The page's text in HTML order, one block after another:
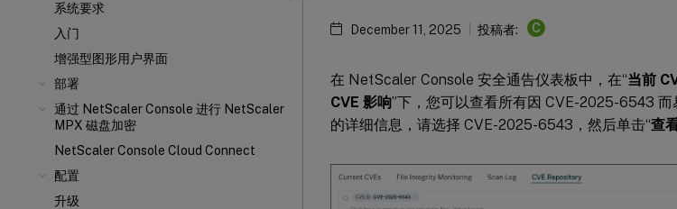
系统要求
入门
增强型图形用户界面
部署
通过 NetScaler Console 进行 NetScaler
MPX 磁盘加密
NetScaler Console Cloud Connect
配置
升级
December 11, 2025 投稿者: C
在 NetScaler Console 安全通告仪表板中，在“当前
CVE 影响”下，您可以查看所有因 CVE-2025-6543
的详细信息，请选择 CVE-2025-6543，然后单击“查